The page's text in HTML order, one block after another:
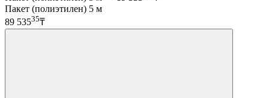
Пакет (полиэтилен) 5 м
89 53535₸